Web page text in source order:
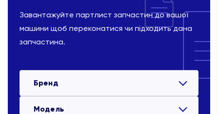
Завантажуйте партлист запчастин до вашої
машини щоб переконатися чи підходить дана
запчастина.
Бренд
Модель